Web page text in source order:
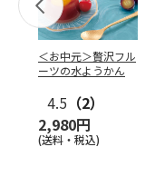
＜お中元＞贅沢フル
ーツの水ようかん
4.5 （2）
2,980円
(送料・税込)